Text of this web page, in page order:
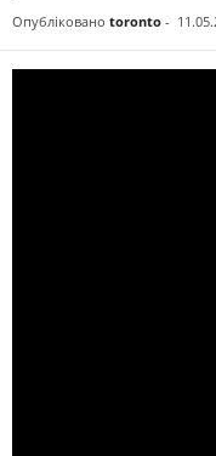
Опубліковано toronto -